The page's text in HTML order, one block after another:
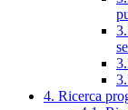
4. Ricerca